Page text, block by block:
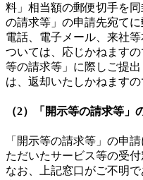
料」相当額の郵便切手を
の請求等」の申請先宛てに
電話、電子メール、来社
ついては、応じかねます
等の請求等」に際しご提
は、返却いたしかねます
（2）「開示等の請求等」
「開示等の請求等」の申
ただいたサービス等の受
なお、上記窓口がご不明